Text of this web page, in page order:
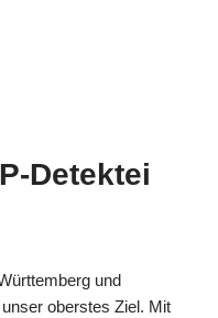
Detektei
und
oberstes Ziel. Mit